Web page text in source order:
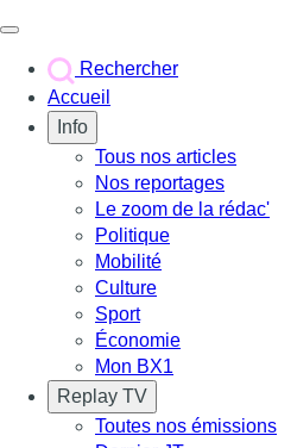
Rechercher
Accueil
Info
Tous nos articles
Nos reportages
Le zoom de la rédac'
Politique
Mobilité
Culture
Sport
Économie
Mon BX1
Replay TV
Toutes nos émissions